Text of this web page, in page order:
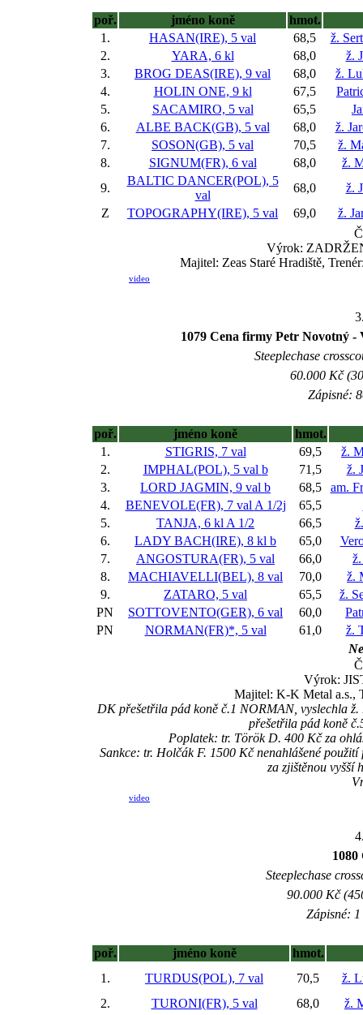
poř. jméno koně
hmot.
1.
HASAN(IRE), 5 val 68,5
ž.
2.
YARA, 6 kl 68,0
ž.
3.
BROG DEAS(IRE), 9 val 68,0
ž.
4.
HOLIN ONE, 9 kl 67,5
5.
SACAMIRO, 5 val 65,5
6.
ALBE BACK(GB), 5 val 68,0
ž.
7.
SOSON(GB), 5 val 70,5
ž.
8.
SIGNUM(FR), 6 val 68,0
ž.
9.
BALTIC DANCER(POL), 5
val
68,0
ž.
Z
TOPOGRAPHY(IRE), 5 val 69,0
ž.
Výrok:
Majitel: Zeas Staré Hradiště,
video
1079 Cena firmy Petr Novotný
Steeplechase
60.000 Kč
Zápisné:
poř. jméno koně
hmot.
1.
STIGRIS, 7 val 69,5
ž.
2.
IMPHAL(POL), 5 val b 71,5
ž.
3.
LORD JAGMIN, 9 val b 68,5
am.
4.
BENEVOLE(FR), 7 val A 1/2j 65,5
5.
TANJA, 6 kl A 1/2 66,5
6.
LADY BACH(IRE), 8 kl b 65,0
7.
ANGOSTURA(FR), 5 val 66,0
8.
MACHIAVELLI(BEL), 8 val 70,0
ž.
9.
ZATARO, 5 val 65,5
ž.
PN
SOTTOVENTO(GER), 6 val 60,0
PN
NORMAN(FR)*, 5 val 61,0
ž.
Výrok:
Majitel: K-K Metal a.s.,
DK přešetřila pád koně č.1 NORMAN, vyslechla
přešetřila pád koně
Poplatek: tr. Török D. 400 Kč za
Sankce: tr. Holčák F. 1500 Kč nenahlášené
za zjištěnou vyšší
video
1080
Steeplechase
90.000 Kč
Zápisné:
poř. jméno koně
hmot.
1.
TURDUS(POL), 7 val 70,5
ž.
2.
TURONI(FR), 5 val 68,0
ž.